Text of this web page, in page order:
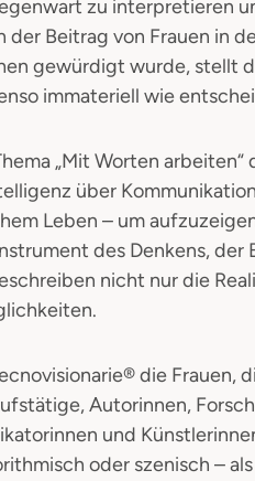
zu interpretieren
der Beitrag von Frauen in
gewürdigt wurde, stellt
immateriell wie
„Mit Worten
über
Leben – um
des Denkens,
nicht nur die
die Frauen,
Autorinnen,
und
oder szenisch –